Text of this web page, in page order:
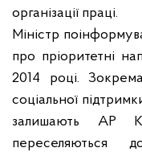
організації праці.
Міністр
про пріоритетні
2014 році.
соціальної
залишають АР
переселяються